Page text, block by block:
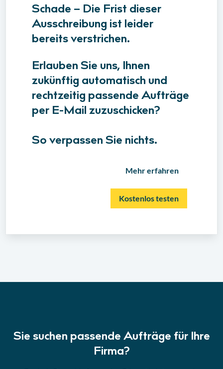
Schade – Die Frist dieser
Ausschreibung ist leider
bereits verstrichen.
Erlauben Sie uns, Ihnen
zukünftig automatisch und
rechtzeitig passende Aufträge
per E-Mail zuzuschicken?
So verpassen Sie nichts.
Mehr erfahren
Kostenlos testen
Sie suchen passende Aufträge für Ihre
Firma?